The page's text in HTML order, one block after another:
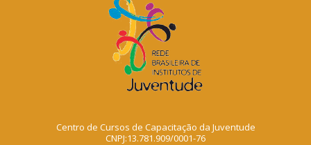
Centro de Cursos de Capacitação da Juventude
CNPJ:13.781.909/0001-76